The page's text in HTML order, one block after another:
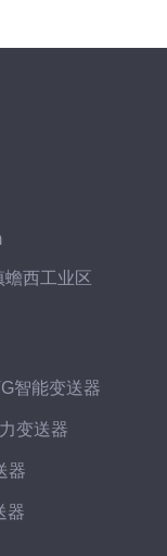
西工业区
智能变送器
变送器
器
器